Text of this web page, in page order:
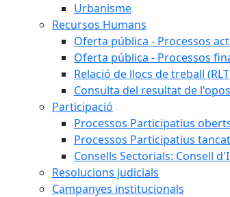
Urbanisme
Recursos Humans
Oferta pública - Processos
Oferta pública - Processos
Relació de llocs de treball
Consulta del resultat de
Participació
Processos Participatius
Processos Participatius
Consells Sectorials: Consell
Resolucions judicials
Campanyes institucionals